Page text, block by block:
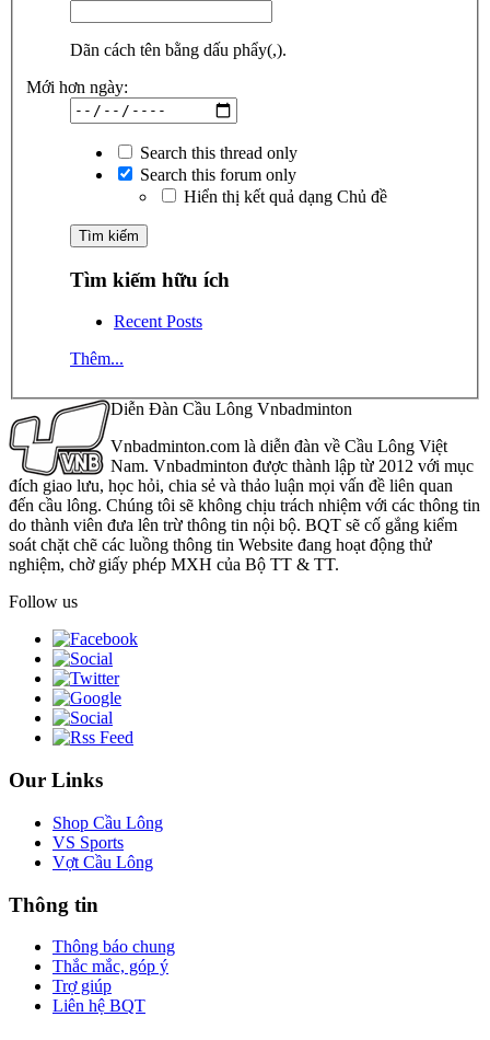
Dãn cách tên bằng dấu phẩy(,).
Mới hơn ngày:
Search this thread only
Search this forum only
Hiển thị kết quả dạng Chủ đề
Tìm kiếm hữu ích
Recent Posts
Thêm...
Diễn Đàn Cầu Lông Vnbadminton
Vnbadminton.com là diễn đàn về Cầu Lông Việt
Nam. Vnbadminton được thành lập từ 2012 với mục
đích giao lưu, học hỏi, chia sẻ và thảo luận mọi vấn đề liên quan
đến cầu lông. Chúng tôi sẽ không chịu trách nhiệm với các thông tin
do thành viên đưa lên trừ thông tin nội bộ. BQT sẽ cố gắng kiểm
soát chặt chẽ các luồng thông tin Website đang hoạt động thử
nghiệm, chờ giấy phép MXH của Bộ TT & TT.
Follow us
Our Links
Shop Cầu Lông
VS Sports
Vợt Cầu Lông
Thông tin
Thông báo chung
Thắc mắc, góp ý
Trợ giúp
Liên hệ BQT